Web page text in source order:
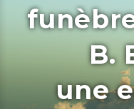
B.
une